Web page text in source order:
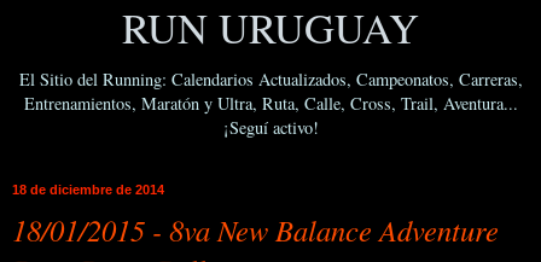
RUN URUGUAY
El Sitio del Running: Calendarios Actualizados, Campeonatos, Carreras,
Entrenamientos, Maratón y Ultra, Ruta, Calle, Cross, Trail, Aventura...
¡Seguí activo!
18 de diciembre de 2014
18/01/2015 - 8va New Balance Adventure